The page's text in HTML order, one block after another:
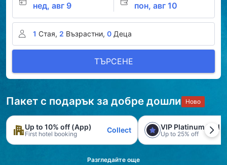
нед, авг 9 пон, авг 10
1 Стая, 2 Възрастни, 0 Деца
ТЪРСЕНЕ
Пакет с подарък за добре дошли Ново
Up to 10% off (App)
First hotel booking Collect VIP Platinum trial
Up to 25% off
Разгледайте още